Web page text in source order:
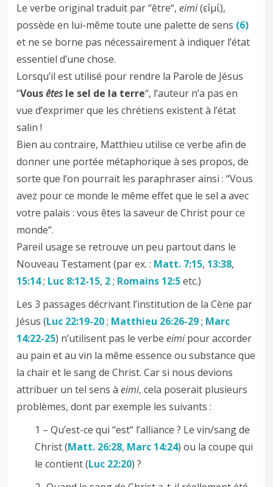
Le verbe original traduit par “être“,eimi(εἰμί),
possède en lui-même toute une palette de sens (6)
et ne se borne pas nécessairement à indiquer l’état
essentiel d’une chose.
Lorsqu’il est utilisé pour rendre la Parole de Jésus
“Vousêtesle sel de la terre“, l’auteur n’a pas en
vue d’exprimer que les chrétiens existent à l’état
salin !
Bien au contraire, Matthieu utilise ce verbe afin de
donner une portée métaphorique à ses propos, de
sorte que l’on pourrait les paraphraser ainsi : “Vous
avez pour ce monde le même effet que le sel a avec
votre palais : vous êtes la saveur de Christ pour ce
monde“.
Pareil usage se retrouve un peu partout dans le
Nouveau Testament (par ex. : Matt. 7:15, 13:38,
15:14; Luc 8:12-15, 2; Romains 12:5etc.)
Les 3 passages décrivant l’institution de la Cène par
Jésus (Luc 22:19-20; Matthieu 26:26-29; Marc
14:22-25) n’utilisent pas le verbeeimipour accorder
au pain et au vin la même essence ou substance que
la chair et le sang de Christ. Car si nous devions
attribuer un tel sens àeimi, cela poserait plusieurs
problèmes, dont par exemple les suivants :
1 – Qu’est-ce qui “est“ l’alliance ? Le vin/sang de
Christ (Matt. 26:28, Marc 14:24) ou la coupe qui
le contient (Luc 22:20) ?